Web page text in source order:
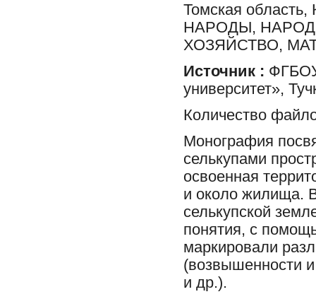
Томская
НАРОДЫ,
ХОЗЯЙСТВО,
Источник : ФГБОУ
университет»,
Количество
Монография
селькупами
освоенная
и около жилища.
селькупской
понятия, с
маркировали
(возвышенности
и др.).